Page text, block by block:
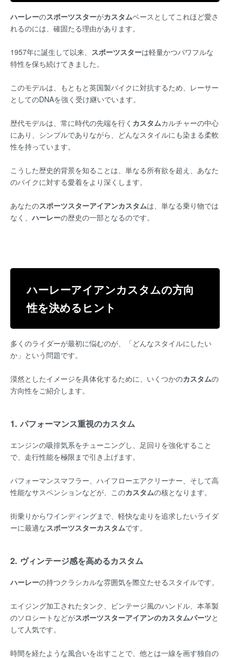
ハーレーのスポーツスターがカスタムベースとしてこれほど愛さ
れるのには、確固たる理由があります。
1957年に誕生して以来、 スポーツスターは軽量かつパワフルな
特性を保ち続けてきました。
このモデルは、もともと英国製バイクに対抗するため、レーサー
としてのDNAを強く受け継いでいます。
歴代モデルは、常に時代の先端を行く カスタムカルチャーの中心
にあり、シンプルでありながら、どんなスタイルにも染まる柔軟
性を持っています。
こうした歴史的背景を知ることは、単なる所有欲を超え、あなた
のバイクに対する愛着をより深くします。
あなたのスポーツスターアイアンカスタムは、単なる乗り物では
なく、 ハーレーの歴史の一部となるのです。
ハーレーアイアンカスタムの方向
性を決めるヒント
多くのライダーが最初に悩むのが、「どんなスタイルにしたい
か」という問題です。
漠然としたイメージを具体化するために、いくつかのカスタムの
方向性をご紹介します。
1. パフォーマンス重視のカスタム
エンジンの吸排気系をチューニングし、足回りを強化すること
で、走行性能を極限まで引き上げます。
パフォーマンスマフラー、ハイフローエアクリーナー、そして高
性能なサスペンションなどが、このカスタムの核となります。
街乗りからワインディングまで、軽快な走りを追求したいライダ
ーに最適なスポーツスターカスタムです。
2. ヴィンテージ感を高めるカスタム
ハーレーの持つクラシカルな雰囲気を際立たせるスタイルです。
エイジング加工されたタンク、ビンテージ風のハンドル、本革製
のソロシートなどがスポーツスターアイアンのカスタムパーツと
して人気です。
時間を経たような風合いを出すことで、他とは一線を画す独自の